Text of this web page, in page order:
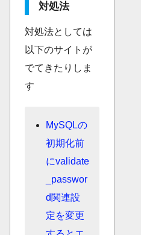
対処法
対処法としては
以下のサイトが
でてきたりしま
す
MySQLの
初期化前
にvalidate
_passwor
d関連設
定を変更